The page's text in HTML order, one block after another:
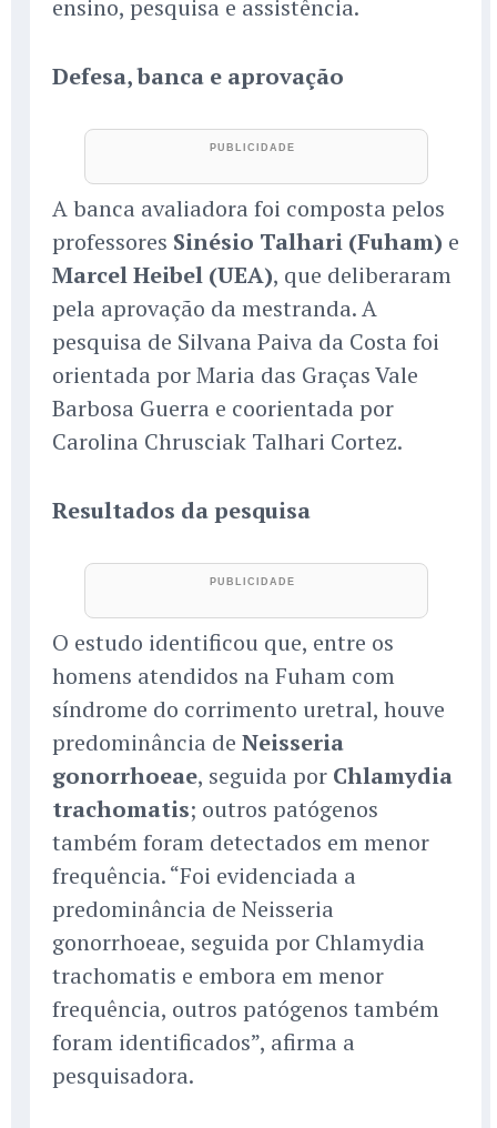
ensino, pesquisa e assistência.
Defesa, banca e aprovação
A banca avaliadora foi composta pelos
professores Sinésio Talhari (Fuham) e
Marcel Heibel (UEA), que deliberaram
pela aprovação da mestranda. A
pesquisa de Silvana Paiva da Costa foi
orientada por Maria das Graças Vale
Barbosa Guerra e coorientada por
Carolina Chrusciak Talhari Cortez.
Resultados da pesquisa
O estudo identificou que, entre os
homens atendidos na Fuham com
síndrome do corrimento uretral, houve
predominância de Neisseria
gonorrhoeae, seguida por Chlamydia
trachomatis; outros patógenos
também foram detectados em menor
frequência. “Foi evidenciada a
predominância de Neisseria
gonorrhoeae, seguida por Chlamydia
trachomatis e embora em menor
frequência, outros patógenos também
foram identificados”, afirma a
pesquisadora.